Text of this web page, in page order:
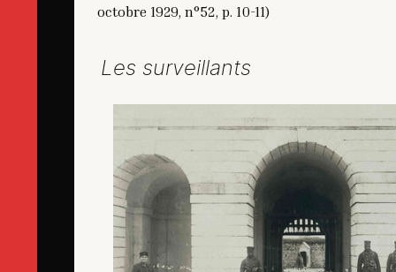
octobre 1929, n°52, p. 10-11)
Les surveillants